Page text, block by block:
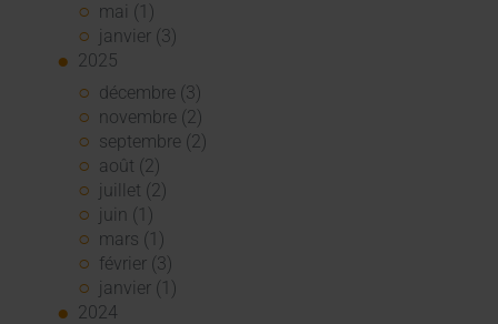
mai (1)
janvier (3)
2025
décembre (3)
novembre (2)
septembre (2)
août (2)
juillet (2)
juin (1)
mars (1)
février (3)
janvier (1)
2024